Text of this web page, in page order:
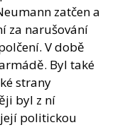
zatčen a
za narušování
V době
Byl také
strany
byl z ní
politickou